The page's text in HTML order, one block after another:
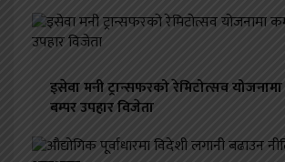
इसेवा मनी ट्रान्सफरको रेमिटोत्सव
बम्पर उपहार विजेता